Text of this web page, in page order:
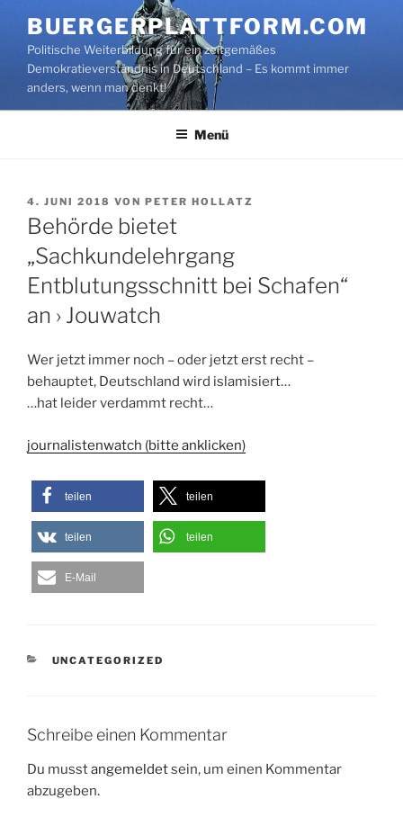
Inhalt
springen
BUERGERPLATTFORM.COM
Politische Weiterbildung für ein zeitgemäßes
Demokratieverständnis in Deutschland – Es kommt immer
anders, wenn man denkt!
Menü
VERÖFFENTLICHT
AM
4. JUNI 2018 VON PETER HOLLATZ
Behörde bietet
„Sachkundelehrgang
Entblutungsschnitt bei Schafen“
an › Jouwatch
Wer jetzt immer noch – oder jetzt erst recht –
behauptet, Deutschland wird islamisiert…
…hat leider verdammt recht…
journalistenwatch (bitte anklicken)
teilen teilen
teilen teilen
E-Mail
KATEGORIEN
UNCATEGORIZED
Schreibe einen Kommentar
Du musstangemeldetsein, um einen Kommentar
abzugeben.